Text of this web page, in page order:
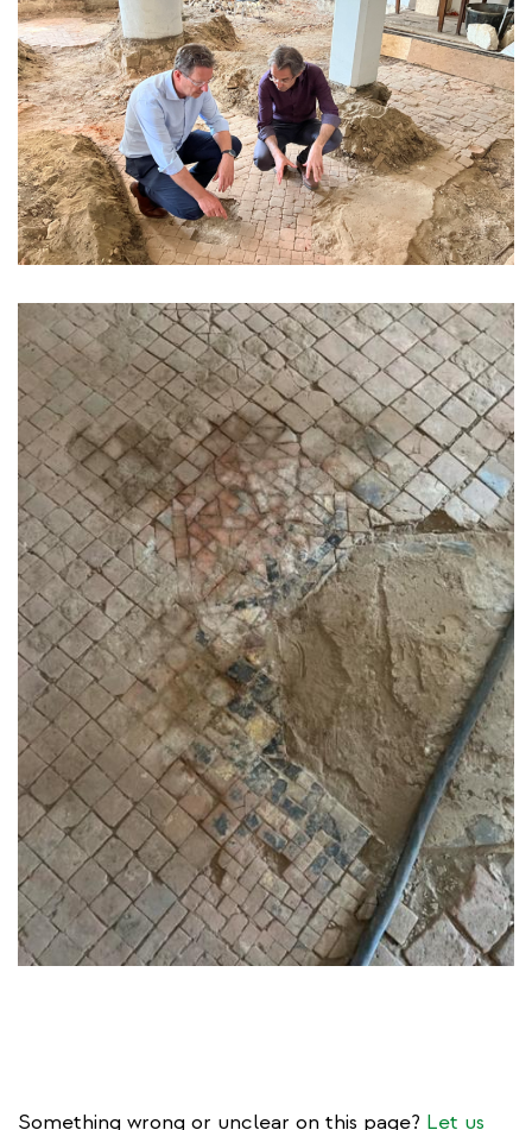
Something wrong or unclear on this page? Let us